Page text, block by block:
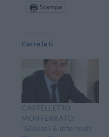
Stampa
Correlati
CASTELLETTO
MONFERRATO:
“Giovani & informati